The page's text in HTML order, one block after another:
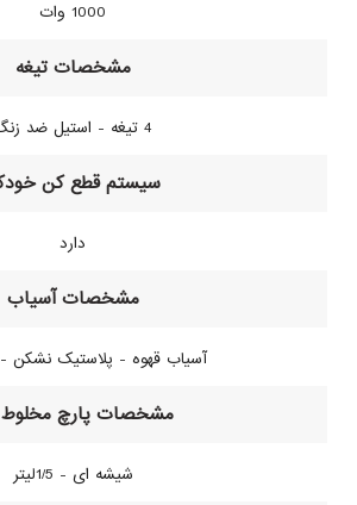
1000 وات
4 تیغه - استیل ضد زنگ
دارد
آسیاب قهوه - پلاستیک نشکن - 400 گرم
شیشه ای - 1/5لیتر